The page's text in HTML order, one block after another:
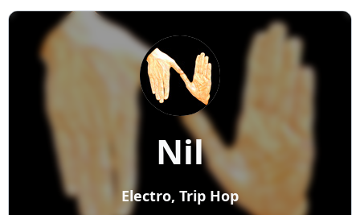
Nil
Electro, Trip Hop